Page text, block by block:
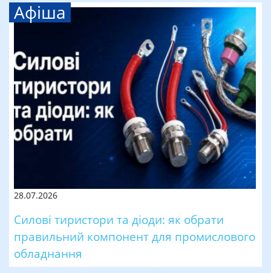
Афіша
28.07.2026
Силові тиристори та діоди: як обрати
правильний компонент для промислового
обладнання